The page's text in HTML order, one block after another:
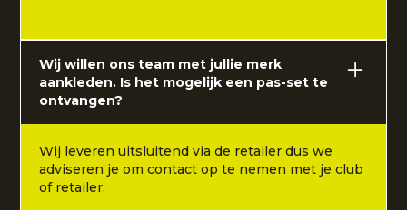
Wij willen ons team met jullie merk
aankleden. Is het mogelijk een pas-set te
ontvangen?
Wij leveren uitsluitend via de retailer dus we
adviseren je om contact op te nemen met je club
of retailer.